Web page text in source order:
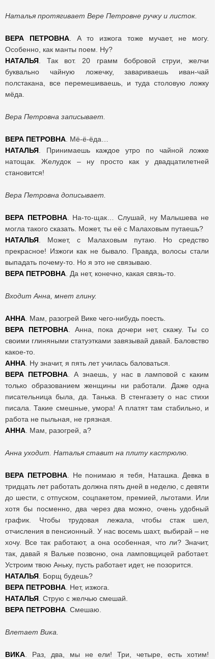
Наталья протягивает Вере Петровне ручку и листок.
ВЕРА ПЕТРОВНА. А то изжога тоже мучает, не могу.
Особенно, как манты поем. Ну?
НАТАЛЬЯ . Так вот. 20 грамм бобровой струи, желчи
буквально чайную ложечку, завариваешь иван-чай
полстакана, все перемешиваешь, и туда столовую ложку
мёда.
Вера Петровна записывает.
ВЕРА ПЕТРОВНА . Мё-ё-ёда…
НАТАЛЬЯ . Принимаешь каждое утро по чайной ложке
натощак. Желудок – ну просто как у двадцатилетней
становится!
Вера Петровна дописывает.
ВЕРА ПЕТРОВНА. На-то-щак… Слушай, ну Малышева не
могла такого сказать. Может, ты её с Малаховым путаешь?
НАТАЛЬЯ . Может, с Малаховым путаю. Но средство
прекрасное! Изжоги как не бывало. Правда, волосы стали
выпадать почему-то. Но я это не связываю.
ВЕРА ПЕТРОВНА . Да нет, конечно, какая связь-то.
Входит Анна, мнет глину.
АННА . Мам, разогрей Вике чего-нибудь поесть.
ВЕРА
ПЕТРОВНА. Анна, пока дочери нет, скажу. Ты со
своими глиняными статуэтками завязывай давай. Баловство
какое-то.
АННА . Ну значит, я пять лет училась баловаться.
ВЕРА ПЕТРОВНА . А знаешь, у нас в ламповой с каким
только образованием женщины ни работали. Даже одна
писательница была, да. Танька. В стенгазету о нас стихи
писала. Такие смешные, умора! А платят там стабильно, и
работа не пыльная, не грязная.
АННА . Мам, разогрей, а?
Анна уходит. Наталья ставит на плиту кастрюлю.
ВЕРА ПЕТРОВНА. Не понимаю я тебя, Наташка. Девка в
тридцать лет работать должна пять дней в неделю, с девяти
до шести, с отпуском, соцпакетом, премией, льготами. Или
хотя бы посменно, два через два можно, очень удобный
график. Чтобы трудовая лежала, чтобы стаж шел,
отчисления в пенсионный. У нас восемь шахт, выбирай – не
хочу. Все так работают, а она особенная, что ли? Значит,
так, давай я Вальке позвоню, она ламповщицей работает.
Устроим твою Аньку, пусть работает идет, не позорится.
НАТАЛЬЯ . Борщ будешь?
ВЕРА ПЕТРОВНА . Нет, изжога.
НАТАЛЬЯ . Струю с желчью смешай.
ВЕРА ПЕТРОВНА . Смешаю.
Влетает Вика.
ВИКА . Раз, два, мы не ели! Три, четыре, есть хотим!